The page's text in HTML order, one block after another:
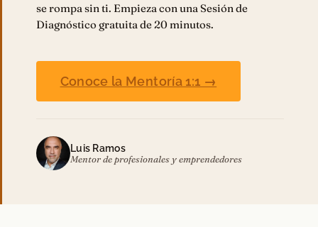
se rompa sin ti. Empieza con una Sesión de
Diagnóstico gratuita de 20 minutos.
Conoce la Mentoría 1:1 →
Luis Ramos
Mentor de profesionales y emprendedores